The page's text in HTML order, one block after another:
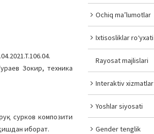
Зокир, техника
сурков композити
иборат.
Ochiq ma’lumotlar
Ixtisosliklar ro‘yxati
Rayosat majlislari
Interaktiv xizmatlar
Yoshlar siyosati
Gender tenglik